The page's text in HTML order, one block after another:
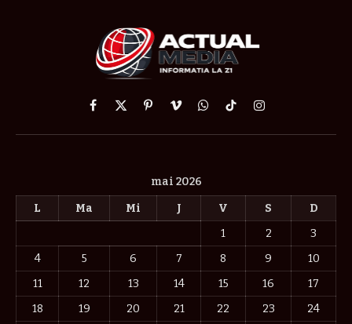
Facebook
X
PinterestVimeoWhatsApp
TikTokInstagram
mai 2026
L
Ma Mi J V S
D
1
2
3
4
5 6 7 8 9
10
11
12 13 14 15 16
17
18
19 20 21 22 23
24